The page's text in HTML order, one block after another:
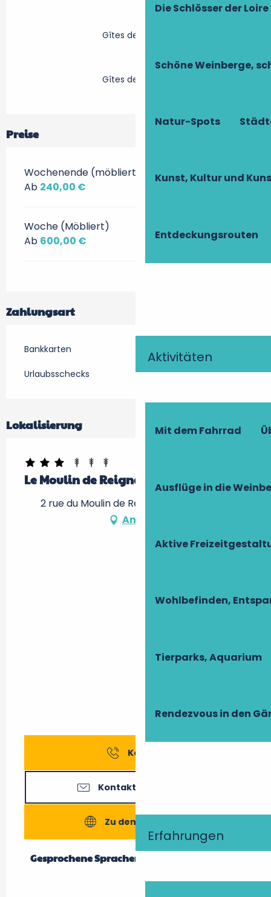
Die Schlösser der Loire
Schöne Weinberge,
Natur-Spots
Kunst, Kultur und
Entdeckungsrouten
Aktivitäten
Mit dem Fahrrad
Ausflüge in die
Aktive
Wohlbefinden,
Tierparks, Aquarium
Rendezvous in den
Erfahrungen
Gîtes de France
Gîtes de France
Preise
Wochenende (möbliert)
Ab 240,00 €
Woche (Möbliert)
Ab 600,00 €
Zahlungsart
Bankkarten
Urlaubsschecks
Lokalisierung
Le Moulin de Reigner
2 rue du Moulin de Reigner, 37500 Anché
Anfahrt
Kontakt
Kontaktieren Sie uns
Zu den Webseiten
Gesprochene Sprachen
Gesprochene Sprachen